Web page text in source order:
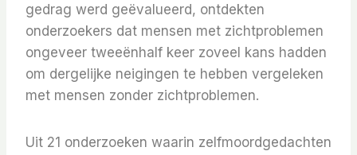
gedrag werd geëvalueerd, ontdekten
onderzoekers dat mensen met zichtproblemen
ongeveer tweeënhalf keer zoveel kans hadden
om dergelijke neigingen te hebben vergeleken
met mensen zonder zichtproblemen.
Uit 21 onderzoeken waarin zelfmoordgedachten